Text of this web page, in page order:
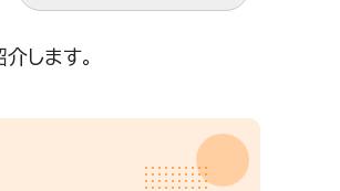
します。